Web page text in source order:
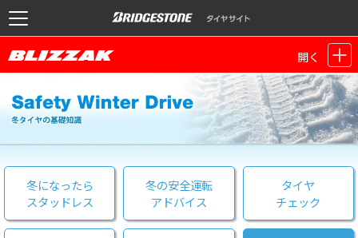
開く
冬になったら
スタッドレス
冬の安全運転
アドバイス
タイヤ
チェック